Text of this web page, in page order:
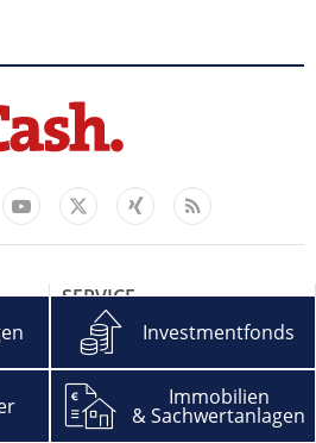
YouTube
X
Xing Feed
SERVICE
ABO
EPAPER
AGB
DATENSCHUTZHINWEISE DER
CASH. MEDIA GROUP GMBH
Investmentfonds
Immobilien
& Sachwertanlagen